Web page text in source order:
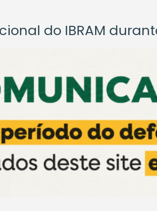
do IBRAM